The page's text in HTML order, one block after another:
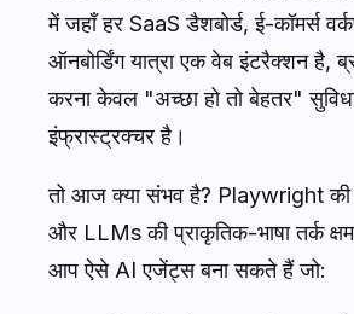
में जहाँ हर SaaS डैशबोर्ड, ई-कॉमर्स
ऑनबोर्डिंग यात्रा एक वेब इंटरैक्शन है,
करना केवल "अच्छा हो तो बेहतर"
इंफ्रास्ट्रक्चर है।
तो आज क्या संभव है? Playwright की
और LLMs की प्राकृतिक-भाषा तर्क
आप ऐसे AI एजेंट्स बना सकते हैं जो: